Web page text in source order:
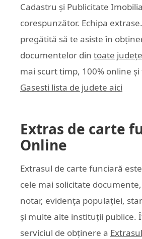
Cadastru și Publicitate
corespunzător. Echipa
pregătită să te asiste în
documentelor din toate
mai scurt timp, 100% online
Gasesti lista de judete aici
Extras de carte
Online
Extrasul de carte funciară
cele mai solicitate
notar, evidența populației,
și multe alte instituții publice.
serviciul de obținere a